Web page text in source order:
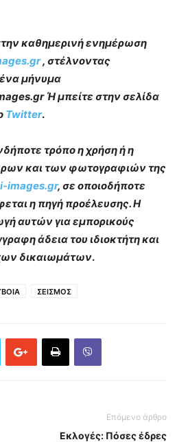
καθημερινή ενημέρωση
, στέλνοντας
μήνυμα
Ή μπείτε στην σελίδα
Twitter.
τρόπο η χρήση ή η
και των φωτογραφιών της
images.gr, σε οποιοδήποτε
η πηγή προέλευσης. Η
αυτών για εμπορικούς
άδεια του ιδιοκτήτη και
δικαιωμάτων.
ΣΕΙΣΜΟΣ
Επόμενο άρθρο
Εκλογές: Πόσες έδρες